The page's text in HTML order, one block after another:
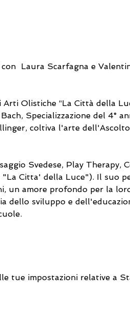
Laura Scarfagna e
Olistiche “La Città della
Specializzazione del 4°
coltiva l'arte dell'Ascolto
Svedese, Play Therapy,
"La Citta' della Luce"). Il suo
un amore profondo per la
dello sviluppo e
tue impostazioni relative a